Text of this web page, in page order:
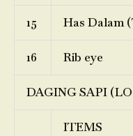
15 Has Dalam
16 Rib eye
DAGING SAPI
ITEMS